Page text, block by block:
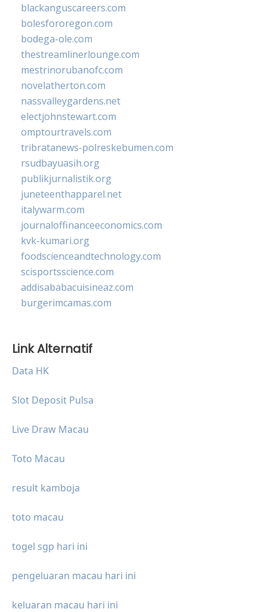
blackanguscareers.com
bolesfororegon.com
bodega-ole.com
thestreamlinerlounge.com
mestrinorubanofc.com
novelatherton.com
nassvalleygardens.net
electjohnstewart.com
omptourtravels.com
tribratanews-polreskebumen.com
rsudbayuasih.org
publikjurnalistik.org
juneteenthapparel.net
italywarm.com
journaloffinanceeconomics.com
kvk-kumari.org
foodscienceandtechnology.com
scisportsscience.com
addisababacuisineaz.com
burgerimcamas.com
Link Alternatif
Data HK
Slot Deposit Pulsa
Live Draw Macau
Toto Macau
result kamboja
toto macau
togel sgp hari ini
pengeluaran macau hari ini
keluaran macau hari ini